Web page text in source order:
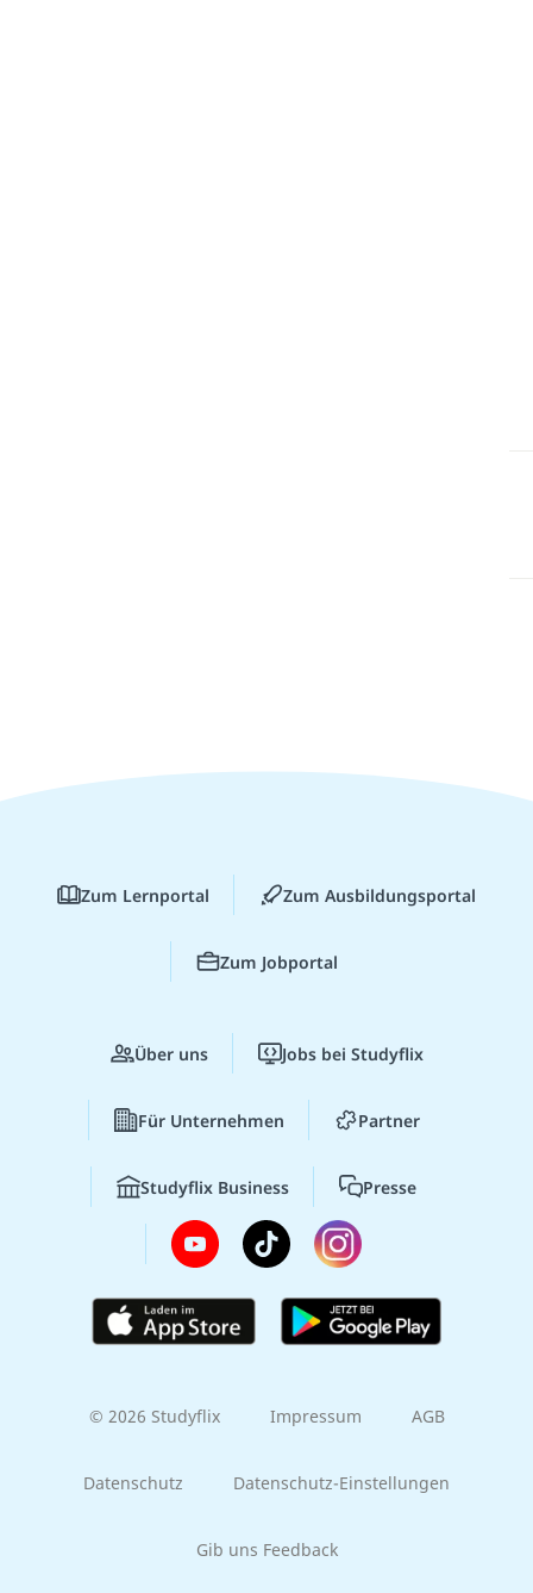
Zum Lernportal Zum Ausbildungsportal
Zum Jobportal
Über uns Jobs bei Studyflix
Für Unternehmen Partner
Studyflix Business Presse
© 2026 Studyflix Impressum AGB
Datenschutz Datenschutz-Einstellungen
Gib uns Feedback